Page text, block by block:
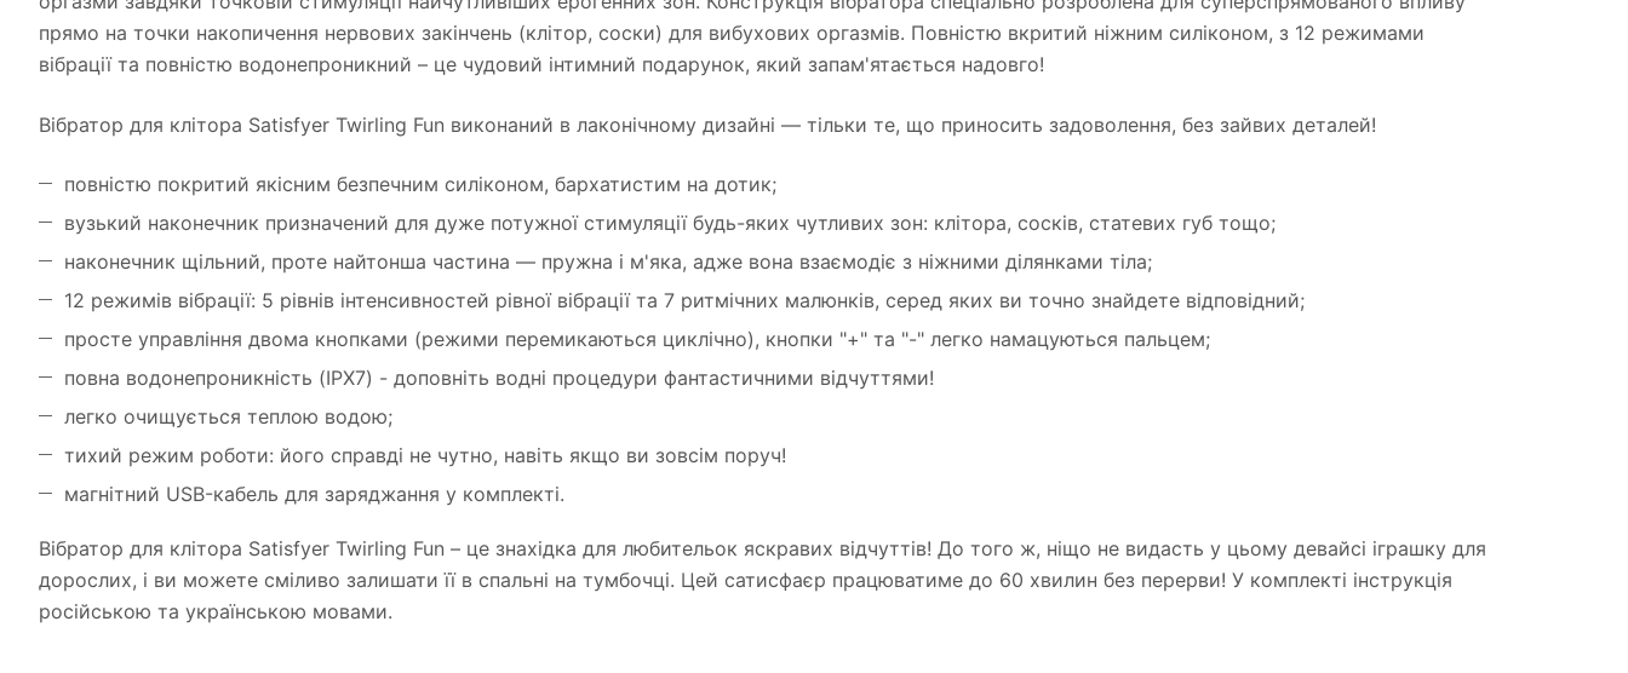
прямо на точки накопичення нервових закінчень (клітор, соски) для вибухових оргазмів. Повністю вкритий ніжним силіконом, з 12 режимами
вібрації та повністю водонепроникний – це чудовий інтимний подарунок, який запам'ятається надовго!
Вібратор для клітора Satisfyer Twirling Fun виконаний в лаконічному дизайні — тільки те, що приносить задоволення, без зайвих деталей!
повністю покритий якісним безпечним силіконом, бархатистим на дотик;
вузький наконечник призначений для дуже потужної стимуляції будь-яких чутливих зон: клітора, сосків, статевих губ тощо;
наконечник щільний, проте найтонша частина — пружна і м'яка, адже вона взаємодіє з ніжними ділянками тіла;
12 режимів вібрації: 5 рівнів інтенсивностей рівної вібрації та 7 ритмічних малюнків, серед яких ви точно знайдете відповідний;
просте управління двома кнопками (режими перемикаються циклічно), кнопки "+" та "-" легко намацуються пальцем;
повна водонепроникність (IPX7) - доповніть водні процедури фантастичними відчуттями!
легко очищується теплою водою;
тихий режим роботи: його справді не чутно, навіть якщо ви зовсім поруч!
магнітний USB-кабель для заряджання у комплекті.
Вібратор для клітора Satisfyer Twirling Fun – це знахідка для любительок яскравих відчуттів! До того ж, ніщо не видасть у цьому девайсі іграшку для
дорослих, і ви можете сміливо залишати її в спальні на тумбочці. Цей сатисфаєр працюватиме до 60 хвилин без перерви! У комплекті інструкція
російською та українською мовами.